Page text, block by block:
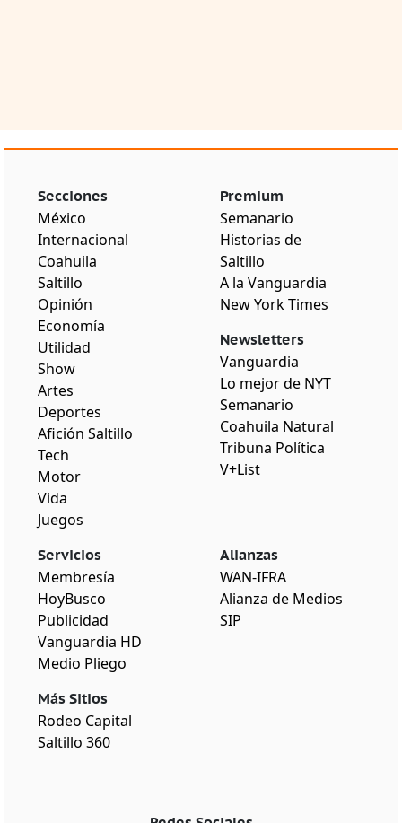
Secciones
México
Internacional
Coahuila
Saltillo
Opinión
Economía
Utilidad
Show
Artes
Deportes
Afición Saltillo
Tech
Motor
Vida
Juegos
Premium
Semanario
Historias de
Saltillo
A la Vanguardia
New York Times
Newsletters
Vanguardia
Lo mejor de NYT
Semanario
Coahuila Natural
Tribuna Política
V+List
Servicios
Membresía
HoyBusco
Publicidad
Vanguardia HD
Medio Pliego
Más Sitios
Rodeo Capital
Saltillo 360
Alianzas
WAN-IFRA
Alianza de Medios
SIP